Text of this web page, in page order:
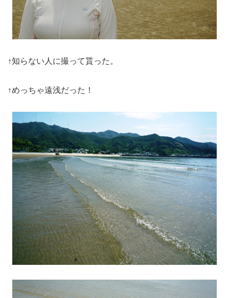
↑知らない人に撮って貰った。
↑めっちゃ遠浅だった！